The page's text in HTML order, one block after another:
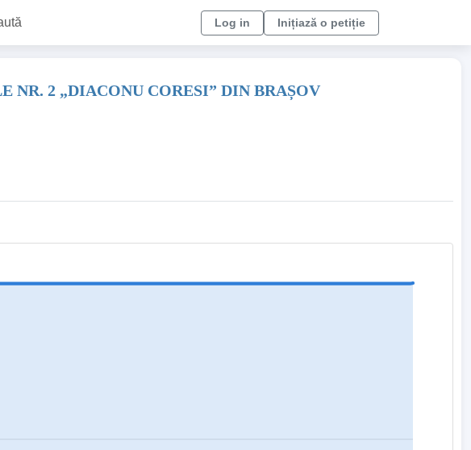
Log in Inițiază o petiție
2 „DIACONU CORESI” DIN BRAȘOV